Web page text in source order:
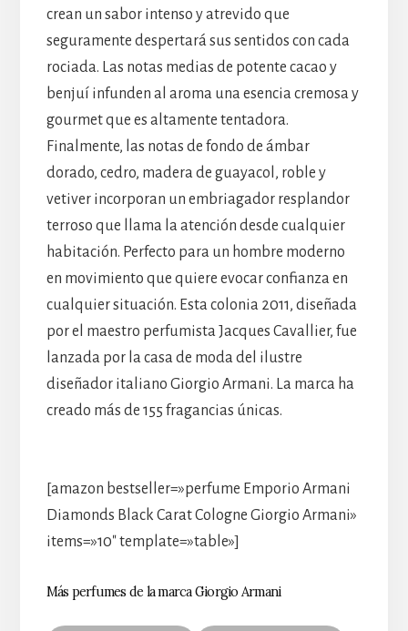
crean un sabor intenso y atrevido que
seguramente despertará sus sentidos con cada
rociada. Las notas medias de potente cacao y
benjuí infunden al aroma una esencia cremosa y
gourmet que es altamente tentadora.
Finalmente, las notas de fondo de ámbar
dorado, cedro, madera de guayacol, roble y
vetiver incorporan un embriagador resplandor
terroso que llama la atención desde cualquier
habitación. Perfecto para un hombre moderno
en movimiento que quiere evocar confianza en
cualquier situación. Esta colonia 2011, diseñada
por el maestro perfumista Jacques Cavallier, fue
lanzada por la casa de moda del ilustre
diseñador italiano Giorgio Armani. La marca ha
creado más de 155 fragancias únicas.
[amazon bestseller=»perfume Emporio Armani
Diamonds Black Carat Cologne Giorgio Armani»
items=»10″ template=»table»]
Más perfumes de la marca Giorgio Armani